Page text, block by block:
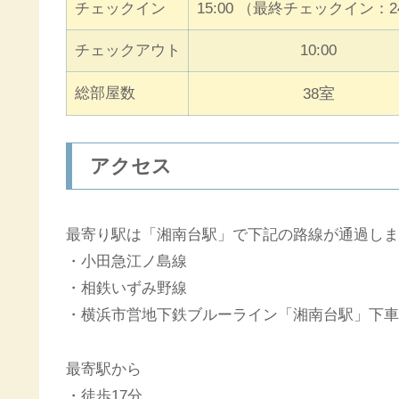
チェックイン 15:00 （最終チェックイン：
チェックアウト 10:00
総部屋数 38室
アクセス
最寄り駅は「湘南台駅」で下記の路線が通過しま
・小田急江ノ島線
・相鉄いずみ野線
・横浜市営地下鉄ブルーライン「湘南台駅」下車
最寄駅から
・徒歩17分